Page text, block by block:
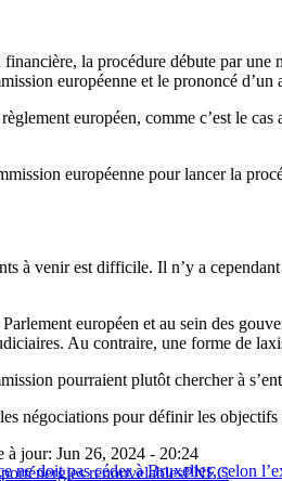
la procédure débute par
européenne et le prononcé d’un
européen, comme c’est le
européenne pour lancer la
à venir est difficile. Il n’y a
européen et au sein des
Au contraire, une forme de
pourraient plutôt chercher à
négociations pour définir les
ne doit pas céder à Bruxelles, selon
à jour: Jun 26, 2024 - 20:24
énergies renouvelablesPNEC